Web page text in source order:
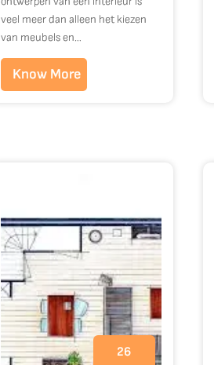
veel meer dan alleen het kiezen
van meubels en…
Know More
26